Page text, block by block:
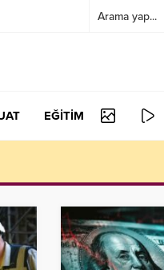
EĞİTİM